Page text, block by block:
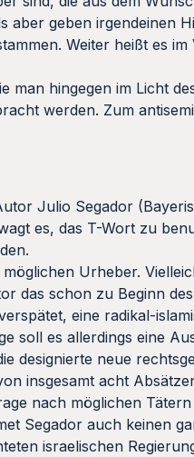
aber geben irgendeinen
Weiter heißt es
man hingegen im Licht
werden. Zum
Julio Segador
es, das T-Wort zu
Urheber.
das schon zu Beginn
eine radikal-
soll es allerdings eine
designierte neue
insgesamt acht
nach möglichen
Segador auch keinen
israelischen